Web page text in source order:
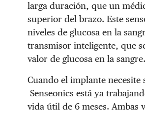
larga duración, que un
superior del brazo. Este
niveles de glucosa en la
transmisor inteligente, que
valor de glucosa en la
Cuando el implante
Senseonics está ya
vida útil de 6 meses. Ambas